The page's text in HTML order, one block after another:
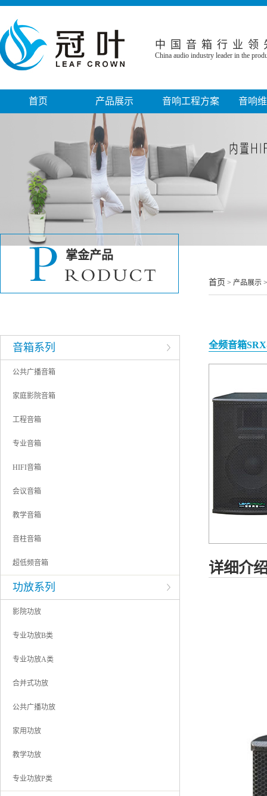
中国音箱行业
China audio industry leader in the
首页 产品展示
音箱系列
功放系列
话筒系列
调音台系列
线性阵列音箱
音响周边设备系列
音响工程方案
小型电影院工程
KTV娱乐工程
会议室音响工程
教堂音响工程
企业单位音响工程
音响
音响保修
掌金产品
音箱系列
公共广播音箱
家庭影院音箱
工程音箱
专业音箱
HIFI音箱
会议音箱
教学音箱
音柱音箱
超低频音箱
功放系列
影院功放
专业功放B类
专业功放A类
合并式功放
公共广播功放
家用功放
教学功放
专业功放P类
首页 > 产品展示
全频音箱
详细介